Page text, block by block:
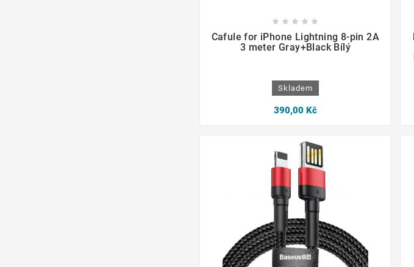
    
Cafule for iPhone Lightning 8-pin 2A
3 meter Gray+Black Bílý
Skladem
390,00 Kč